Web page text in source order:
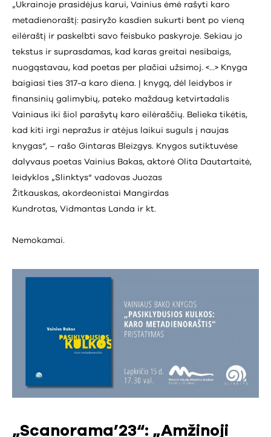
„Ukrainoje prasidėjus karui, Vainius ėmė rašyti karo
metadienoraštį: pasiryžo kasdien sukurti bent po vieną
eilėraštį ir paskelbti savo feisbuko paskyroje. Sekiau jo
tekstus ir suprasdamas, kad karas greitai nesibaigs,
nuogąstavau, kad poetas per plačiai užsimoj. <…> Knyga
baigiasi ties 317-a karo diena. Į knygą, dėl leidybos ir
finansinių galimybių, pateko maždaug ketvirtadalis
Vainiaus iki šiol parašytų karo eilėraščių. Belieka tikėtis,
kad kiti irgi nepražus ir atėjus laikui suguls į naujas
knygas“, – rašo Gintaras Bleizgys. Knygos sutiktuvėse
dalyvaus poetas Vainius Bakas, aktorė Olita Dautartaitė,
leidyklos „Slinktys“ vadovas Juozas
Žitkauskas, akordeonistai Mangirdas
Kundrotas, Vidmantas Landa ir kt.
Nemokamai.
„Scanorama’23“: „Amžinoji